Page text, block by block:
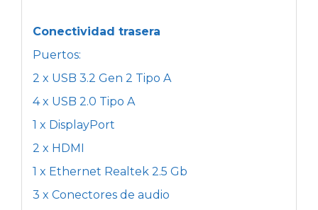
Conectividad trasera
Puertos:
2 x USB 3.2 Gen 2 Tipo A
4 x USB 2.0 Tipo A
1 x DisplayPort
2 x HDMI
1 x Ethernet Realtek 2.5 Gb
3 x Conectores de audio